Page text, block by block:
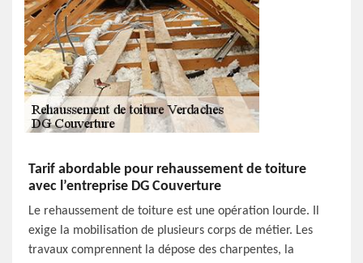
Tarif abordable pour rehaussement de toiture
avec l’entreprise DG Couverture
Le rehaussement de toiture est une opération lourde. Il
exige la mobilisation de plusieurs corps de métier. Les
travaux comprennent la dépose des charpentes, la